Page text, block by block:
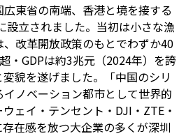
東省の南端、香港と境を接する
設立されました。当初は小さな漁
改革開放政策のもとでわずか40
・GDPは約3兆元（2024年）を誇
貌を遂げました。「中国のシリ
ノベーション都市として世界的
ェイ・テンセント・DJI・ZTE・
在感を放つ大企業の多くが深圳